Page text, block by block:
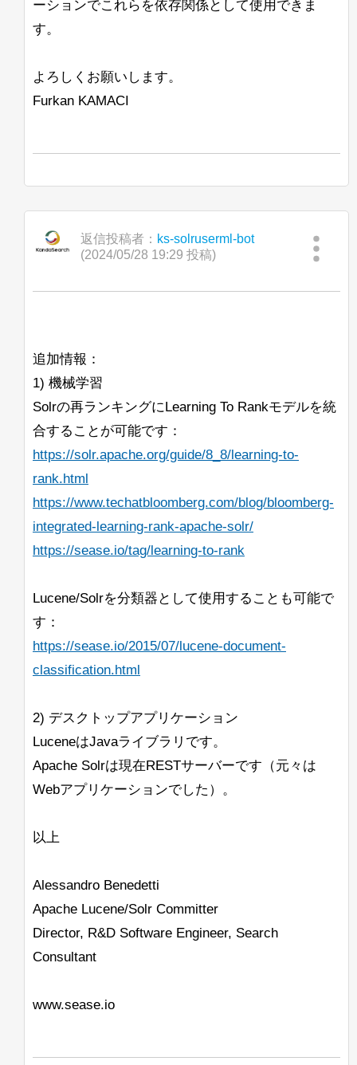
が非常に難しいです。
きにこのハイライトの「トリミング」を
行うことです。これにより、呼び出され
ーションでこれらを依存関係として使用できま
す。
よろしくお願いします。
Furkan KAMACI
返信投稿者： ks-solruserml-bot
(2024/05/28 19:29 投稿)
追加情報：
1) 機械学習
Solrの再ランキングにLearning To Rankモデルを統
合することが可能です：
https://solr.apache.org/guide/8_8/learning-to-
rank.html
https://www.techatbloomberg.com/blog/bloomberg-
integrated-learning-rank-apache-solr/
https://sease.io/tag/learning-to-rank
Lucene/Solrを分類器として使用することも可能で
す：
https://sease.io/2015/07/lucene-document-
classification.html
2) デスクトップアプリケーション
LuceneはJavaライブラリです。
Apache Solrは現在RESTサーバーです（元々は
Webアプリケーションでした）。
以上
Alessandro Benedetti
Apache Lucene/Solr Committer
Director, R&D Software Engineer, Search
Consultant
www.sease.io